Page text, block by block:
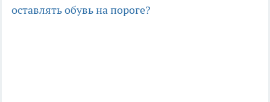
оставлять обувь на пороге?